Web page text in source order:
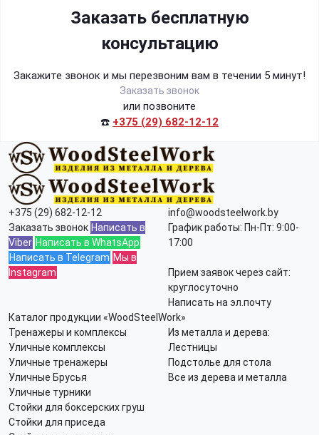
Заказать бесплатную
консультацию
Закажите звонок и мы перезвоним вам в течении 5 минут!
Заказать звонок
или позвоните
☎️ +375 (29) 682-12-12
+375 (29) 682-12-12
Заказать звонок Написать в
Viber Написать в WhatsApp
Написать в Telegram Мы в
Instagram
info@woodsteelwork.by
График работы: Пн-Пт: 9:00-
17:00
Прием заявок через сайт:
круглосуточно
Написать на эл.почту
Каталог продукции «WoodSteelWork»
Тренажеры и комплексы
Уличные комплексы
Уличные тренажеры
Уличные Брусья
Уличные турники
Стойки для боксерских груш
Стойки для приседа
Из металла и дерева:
Лестницы
Подстолье для стола
Все из дерева и металла